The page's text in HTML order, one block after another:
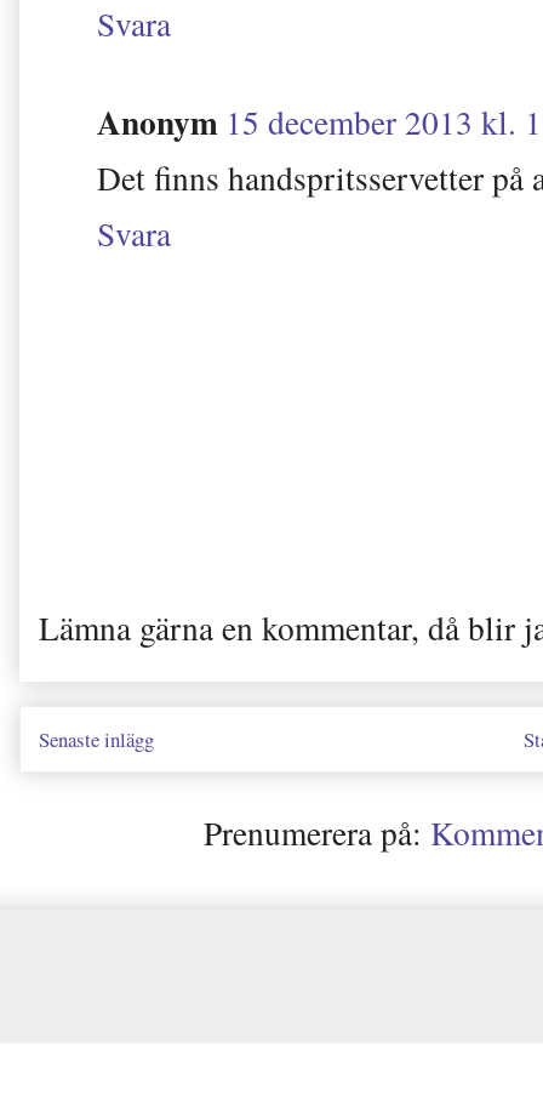
Svara
Anonym 15 december 2013 kl.
Det finns handspritsservetter på
Svara
Lämna gärna en kommentar, då blir
Senaste inlägg
Prenumerera på: